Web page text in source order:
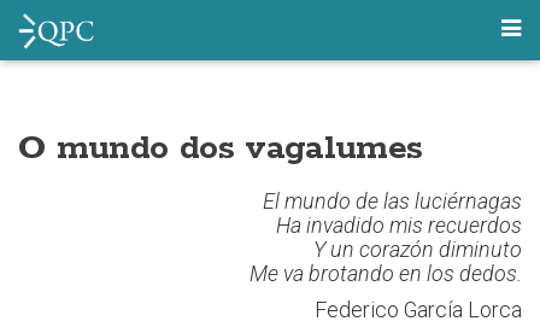
O mundo dos vagalumes
El mundo de las luciérnagas
Ha invadido mis recuerdos
Y un corazón diminuto
Me va brotando en los dedos.
Federico García Lorca